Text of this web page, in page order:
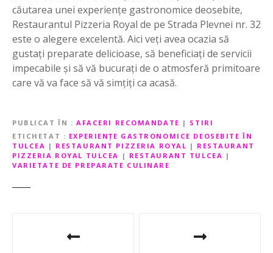
căutarea unei experiențe gastronomice deosebite,
Restaurantul Pizzeria Royal de pe Strada Plevnei nr. 32
este o alegere excelentă. Aici veți avea ocazia să
gustați preparate delicioase, să beneficiați de servicii
impecabile și să vă bucurați de o atmosferă primitoare
care vă va face să vă simțiți ca acasă.
PUBLICAT ÎN AFACERI RECOMANDATE | STIRI
ETICHETAT
EXPERIENȚE GASTRONOMICE DEOSEBITE ÎN
TULCEA | RESTAURANT PIZZERIA ROYAL | RESTAURANT
PIZZERIA ROYAL TULCEA | RESTAURANT TULCEA |
VARIETATE DE PREPARATE CULINARE